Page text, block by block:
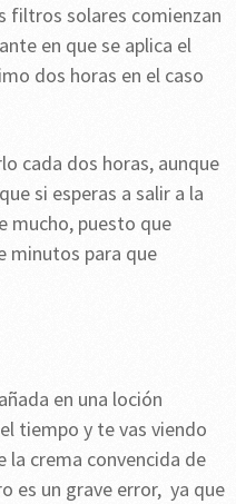
filtros solares comienzan
en que se aplica el
dos horas en el caso
cada dos horas, aunque
si esperas a salir a la
mucho, puesto que
minutos para que
en una loción
tiempo y te vas viendo
la crema convencida de
es un grave error, ya que